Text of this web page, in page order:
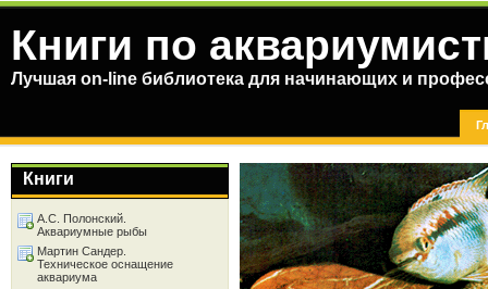
Книги по
Лучшая on-line библиотека для начинающих и
Книги
А.С. Полонский.
Аквариумные рыбы
Мартин Сандер.
Техническое оснащение
аквариума